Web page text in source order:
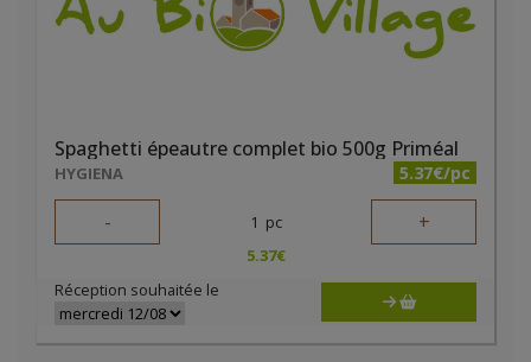
Spaghetti épeautre complet bio 500g Priméal
HYGIENA 5.37€/pc
- 1 pc +
5.37€
Réception souhaitée le